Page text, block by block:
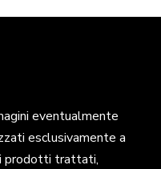
eventualmente
esclusivamente a
prodotti trattati,